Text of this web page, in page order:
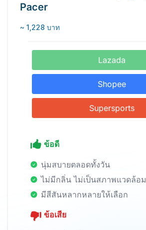
Pacer
~ 1,228 บาท
Lazada
Shopee
Supersports
ข้อดี
นุ่มสบายตลอดทั้งวัน
ไม่มีกลิ่น ไม่เป็นสภาพแวดล้อม
มีสีสันหลากหลายให้เลือก
ข้อเสีย